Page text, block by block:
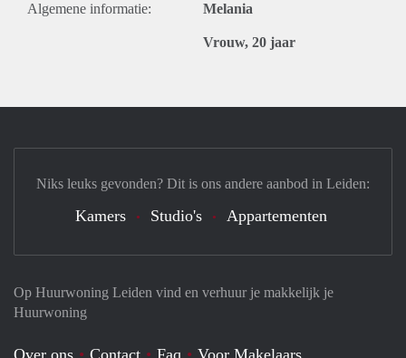
Algemene informatie: Melania
Vrouw, 20 jaar
Op Huurwoning Leiden vind en verhuur je makkelijk je
Huurwoning
Over ons Contact Faq Voor Makelaars
Niks leuks gevonden? Dit is ons andere aanbod in Leiden:
Kamers Studio's Appartementen